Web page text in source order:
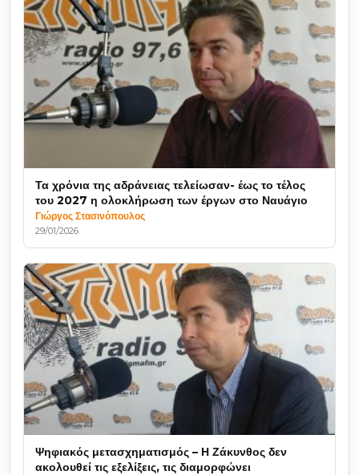
Τα χρόνια της αδράνειας τελείωσαν- έως το τέλος
του 2027 η ολοκλήρωση των έργων στο Ναυάγιο
Γιώργος Στασινόπουλος
29/01/2026
Ψηφιακός μετασχηματισμός – Η Ζάκυνθος δεν
ακολουθεί τις εξελίξεις, τις διαμορφώνει